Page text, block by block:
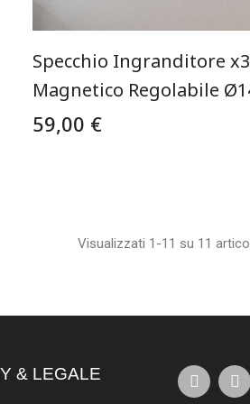
Specchio Ingranditore x3
Magnetico Regolabile
59,00 €
Visualizzati 1-11 su 11
& LEGALE